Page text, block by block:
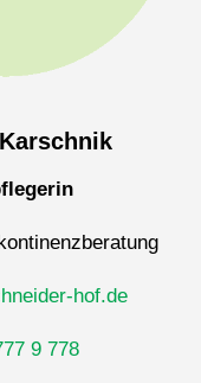
hof.de
9 778